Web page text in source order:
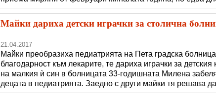
продължи 25 години. Църквата стана факт, благодарение
В края на 2016 г. новата църква в Ямбол получи
Майки дариха детски играчки за столична
21.04.2017
Майки преобразиха педиатрията на Пета градска
благодарност към лекарите, те дариха играчки за
на малкия ѝ син в болницата 33-годишната Милена
децата в педиатрията. Заедно с други майки тя решава
кампания във „Фейсбук”. На призива им се отзовават